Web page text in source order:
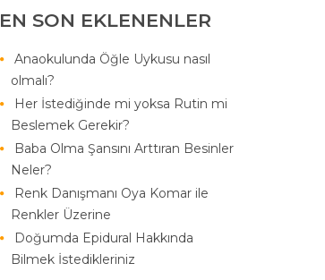
EN SON EKLENENLER
Anaokulunda Öğle Uykusu nasıl
olmalı?
Her İstediğinde mi yoksa Rutin mi
Beslemek Gerekir?
Baba Olma Şansını Arttıran Besinler
Neler?
Renk Danışmanı Oya Komar ile
Renkler Üzerine
Doğumda Epidural Hakkında
Bilmek İstedikleriniz